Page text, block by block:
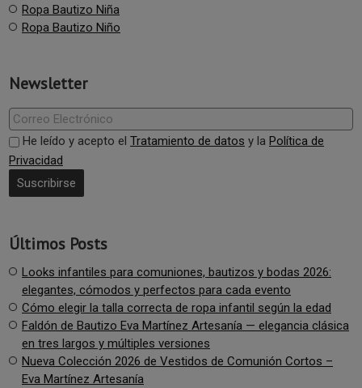
Ropa Bautizo Niña
Ropa Bautizo Niño
Newsletter
He leído y acepto el Tratamiento de datos y la Política de
Privacidad
Últimos Posts
Looks infantiles para comuniones, bautizos y bodas 2026:
elegantes, cómodos y perfectos para cada evento
Cómo elegir la talla correcta de ropa infantil según la edad
Faldón de Bautizo Eva Martínez Artesanía — elegancia clásica
en tres largos y múltiples versiones
Nueva Colección 2026 de Vestidos de Comunión Cortos –
Eva Martínez Artesanía